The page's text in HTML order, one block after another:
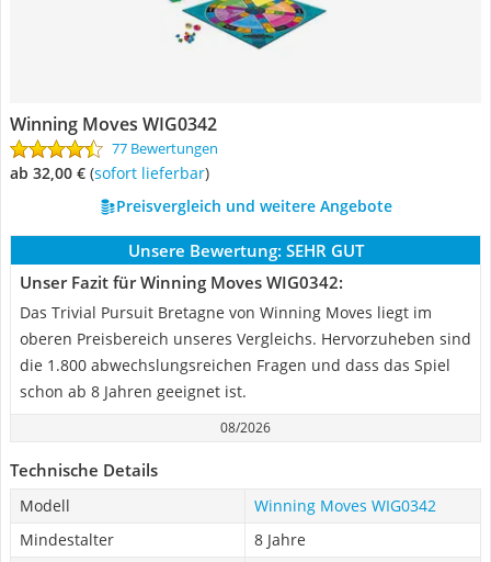
Winning Moves WIG0342
77 Bewertungen
ab 32,00 € ( Sofort lieferbar)
Preisvergleich und weitere Angebote
Unsere Bewertung: SEHR GUT
Unser Fazit für Winning Moves WIG0342:
Das Trivial Pursuit Bretagne von Winning Moves liegt im
oberen Preisbereich unseres Vergleichs. Hervorzuheben sind
die 1.800 abwechslungsreichen Fragen und dass das Spiel
schon ab 8 Jahren geeignet ist.
08/2026
Technische Details
Modell
Winning Moves WIG0342
Mindestalter
8 Jahre